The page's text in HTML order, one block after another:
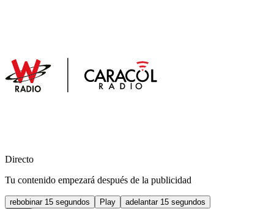
Directo
Tu contenido empezará después de la publicidad
rebobinar 15 segundos Play
adelantar 15 segundos